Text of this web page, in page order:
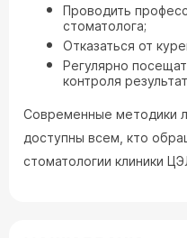
Проводить
стоматолога;
Отказаться от
Регулярно
контроля
Современные методики
доступны всем, кто
стоматологии клиники